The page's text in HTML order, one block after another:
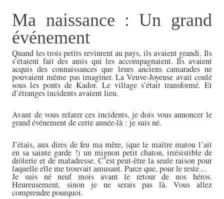
Ma naissance : Un grand
événement
Quand les trois petits revinrent au pays, ils avaient grandi. Ils
s’étaient fait des amis qui les accompagnaient. Ils avaient
acquis des connaissances que leurs anciens camarades ne
pouvaient même pas imaginer. La Veuve-Joyeuse avait coulé
sous les ponts de Kador. Le village s’était transformé. Et
d’étranges incidents avaient lieu.
Avant de vous relater ces incidents, je dois vous annoncer le
grand événement de cette année-là : je suis né.
J’étais, aux dires de feu ma mère, (que le maître matou l’ait
en sa sainte garde !) un mignon petit chaton, irrésistible de
drôlerie et de maladresse. C’est peut-être la seule raison pour
laquelle elle me trouvait amusant. Parce que, pour le reste…
Je suis né neuf mois avant le retour de nos héros.
Heureusement, sinon je ne serais pas là. Vous allez
comprendre pourquoi.